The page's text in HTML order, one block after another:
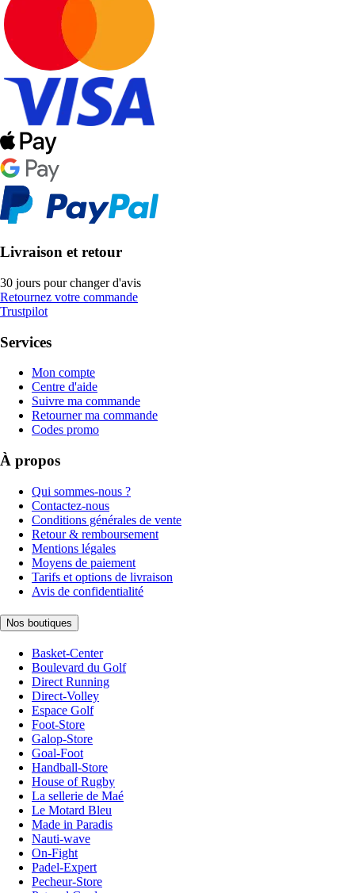
Livraison et retour
30 jours pour changer d'avis
Retournez votre commande
Trustpilot
Services
Mon compte
Centre d'aide
Suivre ma commande
Retourner ma commande
Codes promo
À propos
Qui sommes-nous ?
Contactez-nous
Conditions générales de vente
Retour & remboursement
Mentions légales
Moyens de paiement
Tarifs et options de livraison
Avis de confidentialité
Nos boutiques
Basket-Center
Boulevard du Golf
Direct Running
Direct-Volley
Espace Golf
Foot-Store
Galop-Store
Goal-Foot
Handball-Store
House of Rugby
La sellerie de Maé
Le Motard Bleu
Made in Paradis
Nauti-wave
On-Fight
Padel-Expert
Pecheur-Store